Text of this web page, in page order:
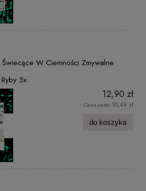
W Ciemności Zmywalne
5x
12,90 zł
Cena netto: 10,49 zł
do koszyka